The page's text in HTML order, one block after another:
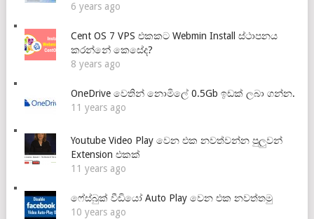
6 years ago
Cent OS 7 VPS එකකට Webmin Install ස්ථාපනය
කරන්නේ කෙසේද?
8 years ago
OneDrive වෙතින් නොමිලේ 0.5Gb ඉඩක් ලබා ගන්න.
11 years ago
Youtube Video Play වෙන එක නවත්වන්න පුලුවන්
Extension එකක්
11 years ago
ෆේස්බුක් වීඩියෝ Auto Play වෙන එක නවත්තමු
10 years ago